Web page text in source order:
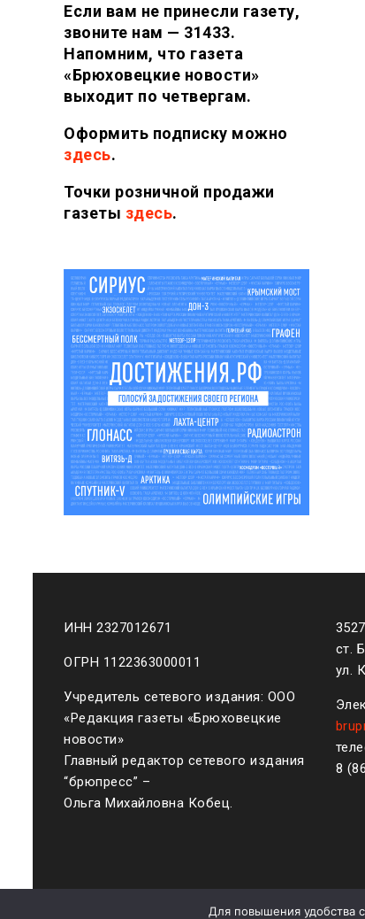
Если вам не принесли газету,
звоните нам — 31433.
Напомним, что газета
«Брюховецкие новости»
выходит по четвергам.
Оформить подписку можно
здесь.
Точки розничной продажи
газеты здесь.
ИНН 2327012671
ОГРН 1122363000011
Учредитель сетевого издания: ООО
«Редакция газеты «Брюховецкие
новости»
Главный редактор сетевого издания
“брюпресс” –
Ольга Михайловна Кобец.
ст.
ул.
8
Для повышения удобства